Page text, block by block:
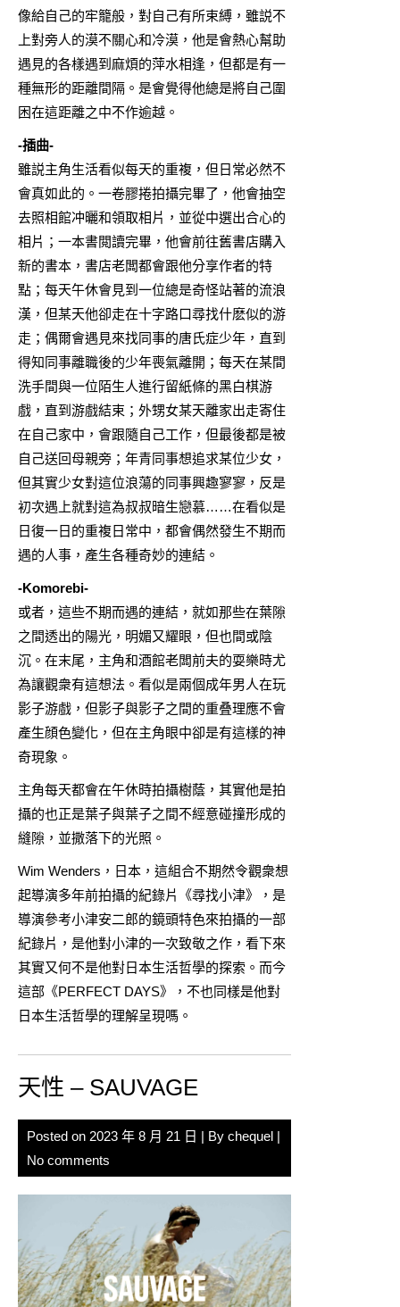
像給自己的牢籠般，對自己有所束縛，雖説不
上對旁人的漠不關心和冷漠，他是會熱心幫助
遇見的各樣遇到麻煩的萍水相逢，但都是有一
種無形的距離間隔。是會覺得他總是將自己圍
困在這距離之中不作逾越。
-插曲-
雖説主角生活看似每天的重複，但日常必然不
會真如此的。一卷膠捲拍攝完畢了，他會抽空
去照相館冲曬和領取相片，並從中選出合心的
相片；一本書閲讀完畢，他會前往舊書店購入
新的書本，書店老闆都會跟他分享作者的特
點；每天午休會見到一位總是奇怪站著的流浪
漢，但某天他卻走在十字路口尋找什麽似的游
走；偶爾會遇見來找同事的唐氏症少年，直到
得知同事離職後的少年喪氣離開；每天在某間
洗手間與一位陌生人進行留紙條的黑白棋游
戲，直到游戲結束；外甥女某天離家出走寄住
在自己家中，會跟隨自己工作，但最後都是被
自己送回母親旁；年青同事想追求某位少女，
但其實少女對這位浪蕩的同事興趣寥寥，反是
初次遇上就對這為叔叔暗生戀慕……在看似是
日復一日的重複日常中，都會偶然發生不期而
遇的人事，產生各種奇妙的連結。
-Komorebi-
或者，這些不期而遇的連結，就如那些在葉隙
之間透出的陽光，明媚又耀眼，但也間或陰
沉。在末尾，主角和酒館老闆前夫的耍樂時尤
為讓觀衆有這想法。看似是兩個成年男人在玩
影子游戲，但影子與影子之間的重叠理應不會
產生顔色變化，但在主角眼中卻是有這樣的神
奇現象。
主角每天都會在午休時拍攝樹蔭，其實他是拍
攝的也正是葉子與葉子之間不經意碰撞形成的
縫隙，並撒落下的光照。
Wim Wenders，日本，這組合不期然令觀衆想
起導演多年前拍攝的紀錄片《尋找小津》，是
導演參考小津安二郎的鏡頭特色來拍攝的一部
紀錄片，是他對小津的一次致敬之作，看下來
其實又何不是他對日本生活哲學的探索。而今
這部《PERFECT DAYS》，不也同樣是他對
日本生活哲學的理解呈現嗎。
天性 – SAUVAGE
Posted on 2023 年 8 月 21 日 | By chequel |
No comments